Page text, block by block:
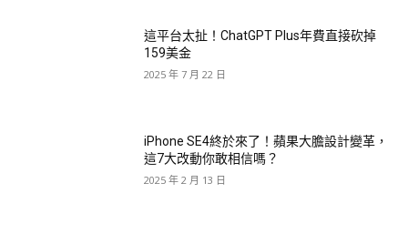
這平台太扯！ChatGPT Plus年費直接砍掉
159美金
2025 年 7 月 22 日
iPhone SE4終於來了！蘋果大膽設計變革，
這7大改動你敢相信嗎？
2025 年 2 月 13 日